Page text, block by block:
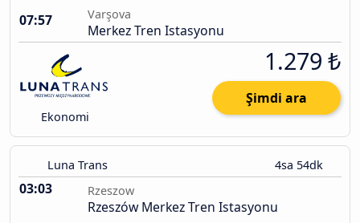
07:57
Varşova
Merkez Tren Istasyonu
Ekonomi
1.279 ₺
Şimdi ara
Luna Trans 4sa 54dk
03:03 Rzeszow
Rzeszów Merkez Tren Istasyonu